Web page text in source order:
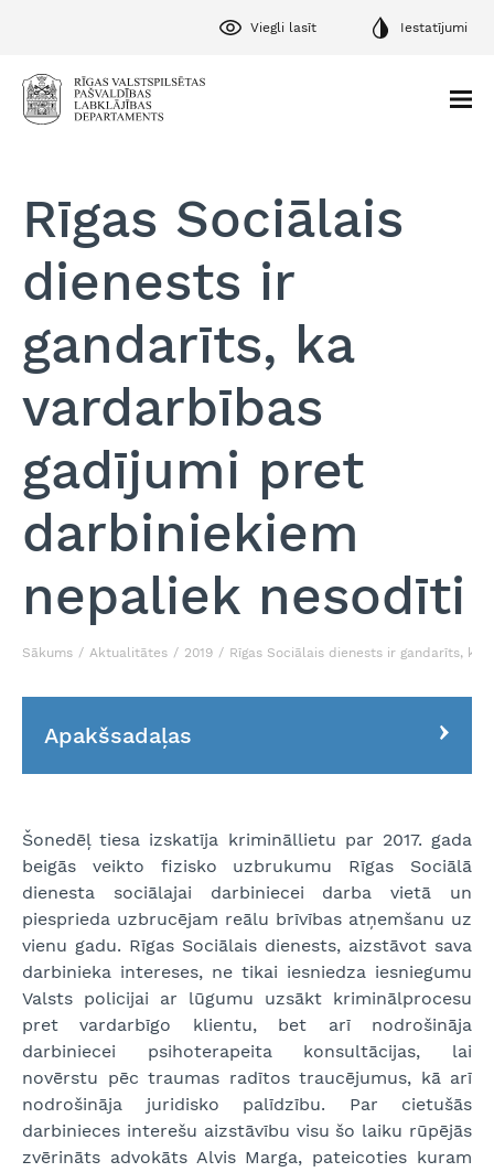
Viegli lasīt Iestatījumi
Rīgas Sociālais
dienests ir
gandarīts, ka
vardarbības
gadījumi pret
darbiniekiem
nepaliek nesodīti
Sākums Aktualitātes 2019 Rīgas Sociālais dienests ir gandarīts,
Apakšsadaļas
Šonedēļ tiesa izskatīja krimināllietu par 2017. gada
beigās veikto fizisko uzbrukumu Rīgas Sociālā
dienesta sociālajai darbiniecei darba vietā un
piesprieda uzbrucējam reālu brīvības atņemšanu uz
vienu gadu. Rīgas Sociālais dienests, aizstāvot sava
darbinieka intereses, ne tikai iesniedza iesniegumu
Valsts policijai ar lūgumu uzsākt kriminālprocesu
pret vardarbīgo klientu, bet arī nodrošināja
darbiniecei psihoterapeita konsultācijas, lai
novērstu pēc traumas radītos traucējumus, kā arī
nodrošināja juridisko palīdzību. Par cietušās
darbinieces interešu aizstāvību visu šo laiku rūpējās
zvērināts advokāts Alvis Marga, pateicoties kuram